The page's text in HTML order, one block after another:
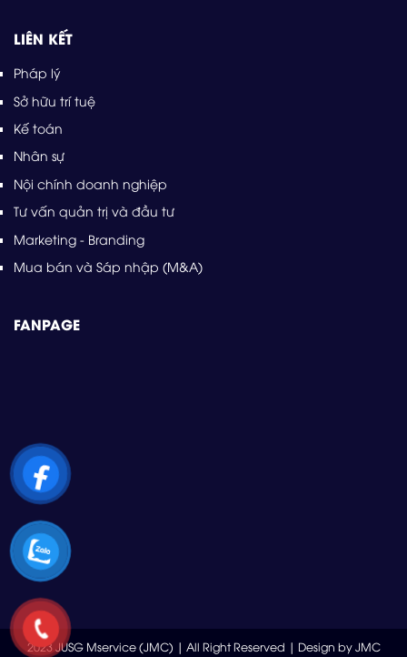
LIÊN KẾT
Pháp lý
Sở hữu trí tuệ
Kế toán
Nhân sự
Nội chính doanh nghiệp
Tư vấn quản trị và đầu tư
Marketing - Branding
Mua bán và Sáp nhập (M&A)
FANPAGE
2023 JUSG Mservice (JMC) | All Right Reserved | Design by JMC